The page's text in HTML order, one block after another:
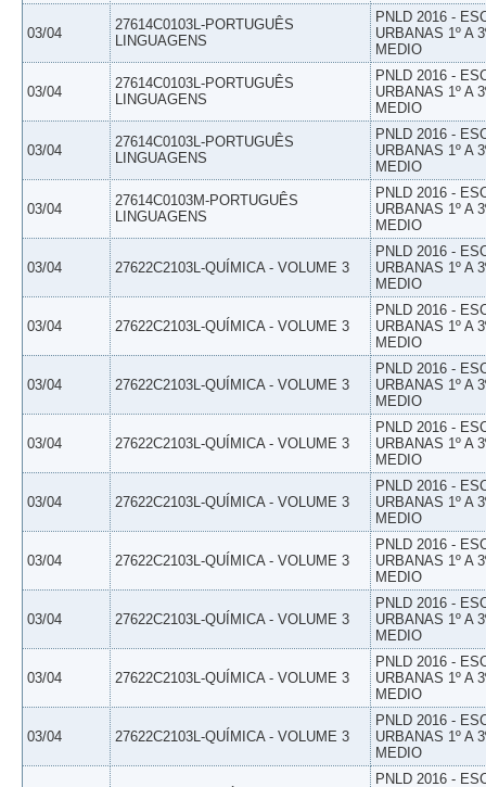
03/04
27614C0103L-PORTUGUÊS
LINGUAGENS
PNLD 2016 -
URBANAS 1º A
MEDIO
03/04
27614C0103L-PORTUGUÊS
LINGUAGENS
PNLD 2016 -
URBANAS 1º A
MEDIO
03/04
27614C0103L-PORTUGUÊS
LINGUAGENS
PNLD 2016 -
URBANAS 1º A
MEDIO
03/04
27614C0103M-PORTUGUÊS
LINGUAGENS
PNLD 2016 -
URBANAS 1º A
MEDIO
03/04 27622C2103L-QUÍMICA - VOLUME 3
PNLD 2016 -
URBANAS 1º A
MEDIO
03/04 27622C2103L-QUÍMICA - VOLUME 3
PNLD 2016 -
URBANAS 1º A
MEDIO
03/04 27622C2103L-QUÍMICA - VOLUME 3
PNLD 2016 -
URBANAS 1º A
MEDIO
03/04 27622C2103L-QUÍMICA - VOLUME 3
PNLD 2016 -
URBANAS 1º A
MEDIO
03/04 27622C2103L-QUÍMICA - VOLUME 3
PNLD 2016 -
URBANAS 1º A
MEDIO
03/04 27622C2103L-QUÍMICA - VOLUME 3
PNLD 2016 -
URBANAS 1º A
MEDIO
03/04 27622C2103L-QUÍMICA - VOLUME 3
PNLD 2016 -
URBANAS 1º A
MEDIO
03/04 27622C2103L-QUÍMICA - VOLUME 3
PNLD 2016 -
URBANAS 1º A
MEDIO
03/04 27622C2103L-QUÍMICA - VOLUME 3
PNLD 2016 -
URBANAS 1º A
MEDIO
PNLD 2016 -